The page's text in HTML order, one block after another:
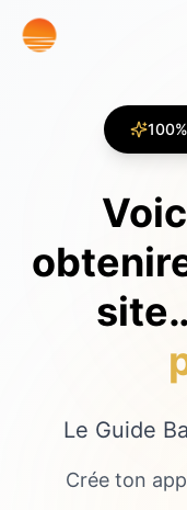
obtenir
Le Guide
Crée ton